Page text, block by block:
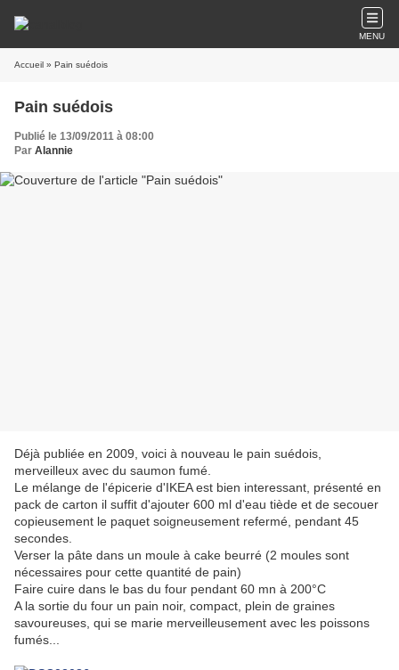
MENU
Accueil » Pain suédois
Pain suédois
Publié le 13/09/2011 à 08:00
Par Alannie
Déjà publiée en 2009, voici à nouveau le pain suédois,
merveilleux avec du saumon fumé.
Le mélange de l'épicerie d'IKEA est bien interessant, présenté en
pack de carton il suffit d'ajouter 600 ml d'eau tiède et de secouer
copieusement le paquet soigneusement refermé, pendant 45
secondes.
Verser la pâte dans un moule à cake beurré (2 moules sont
nécessaires pour cette quantité de pain)
Faire cuire dans le bas du four pendant 60 mn à 200°C
A la sortie du four un pain noir, compact, plein de graines
savoureuses, qui se marie merveilleusement avec les poissons
fumés...